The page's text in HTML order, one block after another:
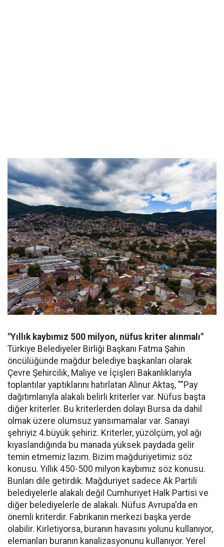
"Yıllık kaybımız 500 milyon, nüfus kriter alınmalı"
Türkiye Belediyeler Birliği Başkanı Fatma Şahin
öncülüğünde mağdur belediye başkanları olarak
Çevre Şehircilik, Maliye ve İçişleri Bakanlıklarıyla
toplantılar yaptıklarını hatırlatan Alinur Aktaş, ""Pay
dağıtımlarıyla alakalı belirli kriterler var. Nüfus başta
diğer kriterler. Bu kriterlerden dolayı Bursa da dahil
olmak üzere olumsuz yansımamalar var. Sanayi
şehriyiz 4.büyük şehiriz. Kriterler, yüzölçüm, yol ağı
kıyaslandığında bu manada yüksek paydada gelir
temin etmemiz lazım. Bizim mağduriyetimiz söz
konusu. Yıllık 450-500 milyon kaybımız söz konusu.
Bunları dile getirdik. Mağduriyet sadece Ak Partili
belediyelerle alakalı değil Cumhuriyet Halk Partisi ve
diğer belediyelerle de alakalı. Nüfus Avrupa'da en
önemli kriterdir. Fabrikanın merkezi başka yerde
olabilir. Kirletiyorsa, buranın havasını yolunu kullanıyor,
elemanları buranın kanalizasyonunu kullanıyor. Yerel